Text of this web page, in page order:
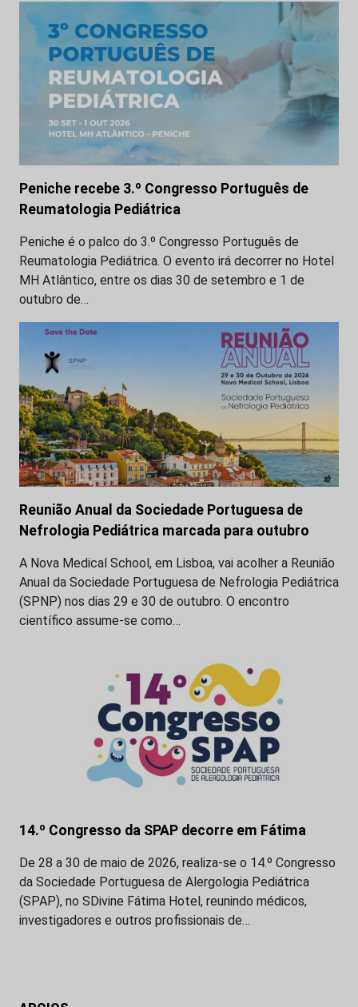
Peniche recebe 3.º Congresso Português de
Reumatologia Pediátrica
Peniche é o palco do 3.º Congresso Português de
Reumatologia Pediátrica. O evento irá decorrer no Hotel
MH Atlântico, entre os dias 30 de setembro e 1 de
outubro de…
Reunião Anual da Sociedade Portuguesa de
Nefrologia Pediátrica marcada para outubro
A Nova Medical School, em Lisboa, vai acolher a Reunião
Anual da Sociedade Portuguesa de Nefrologia Pediátrica
(SPNP) nos dias 29 e 30 de outubro. O encontro
científico assume-se como…
14.º Congresso da SPAP decorre em Fátima
De 28 a 30 de maio de 2026, realiza-se o 14.º Congresso
da Sociedade Portuguesa de Alergologia Pediátrica
(SPAP), no SDivine Fátima Hotel, reunindo médicos,
investigadores e outros profissionais de…